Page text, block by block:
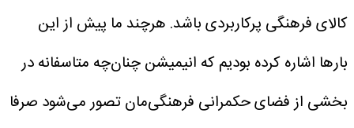
کالای فرهنگی پرکاربردی باشد. هرچند ما پیش از این
بارها اشاره کرده بودیم که انیمیشن چنان‌چه متاسفانه در
بخشی از فضای حکمرانی فرهنگی‌مان تصور می‌شود صرفا